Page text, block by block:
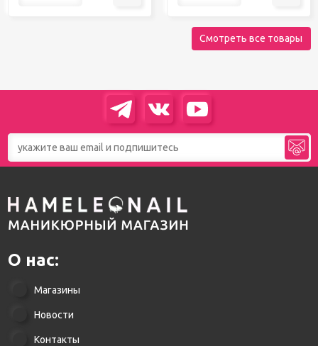
Смотреть все товары
О нас:
Магазины
Новости
Контакты